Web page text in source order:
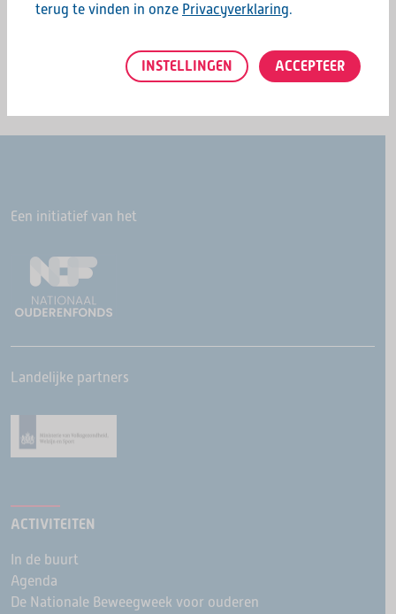
terug te vinden in onze Privacyverklaring.
INSTELLINGEN ACCEPTEER
Een initiatief van het
Landelijke partners
ACTIVITEITEN
In de buurt
Agenda
De Nationale Beweegweek voor ouderen